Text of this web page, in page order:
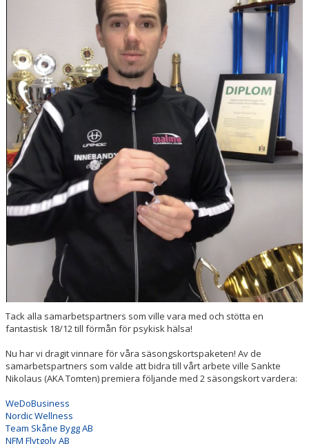
Tack alla samarbetspartners som ville vara med och stötta en
fantastisk 18/12 till förmån för psykisk hälsa!
Nu har vi dragit vinnare för våra säsongskortspaketen! Av de
samarbetspartners som valde att bidra till vårt arbete ville Sankte
Nikolaus (AKA Tomten) premiera följande med 2 säsongskort vardera:
WeDoBusiness
Nordic Wellness
Team Skåne Bygg AB
NFM Flytgolv AB